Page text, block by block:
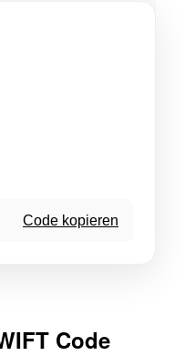
Code kopieren
Code